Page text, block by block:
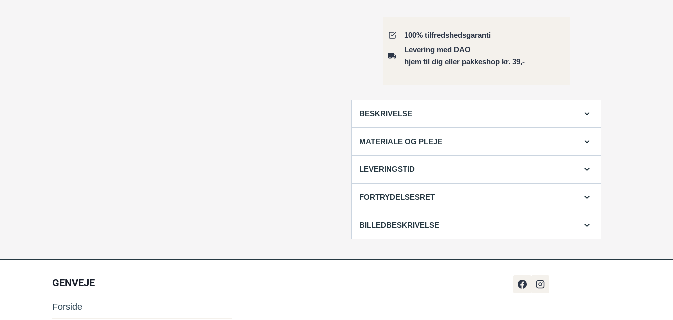
lavendler
antal
100% tilfredshedsgaranti
Levering med DAO
hjem til dig eller pakkeshop kr. 39,-
BESKRIVELSE
MATERIALE OG PLEJE
LEVERINGSTID
FORTRYDELSESRET
BILLEDBESKRIVELSE
GENVEJE
Forside